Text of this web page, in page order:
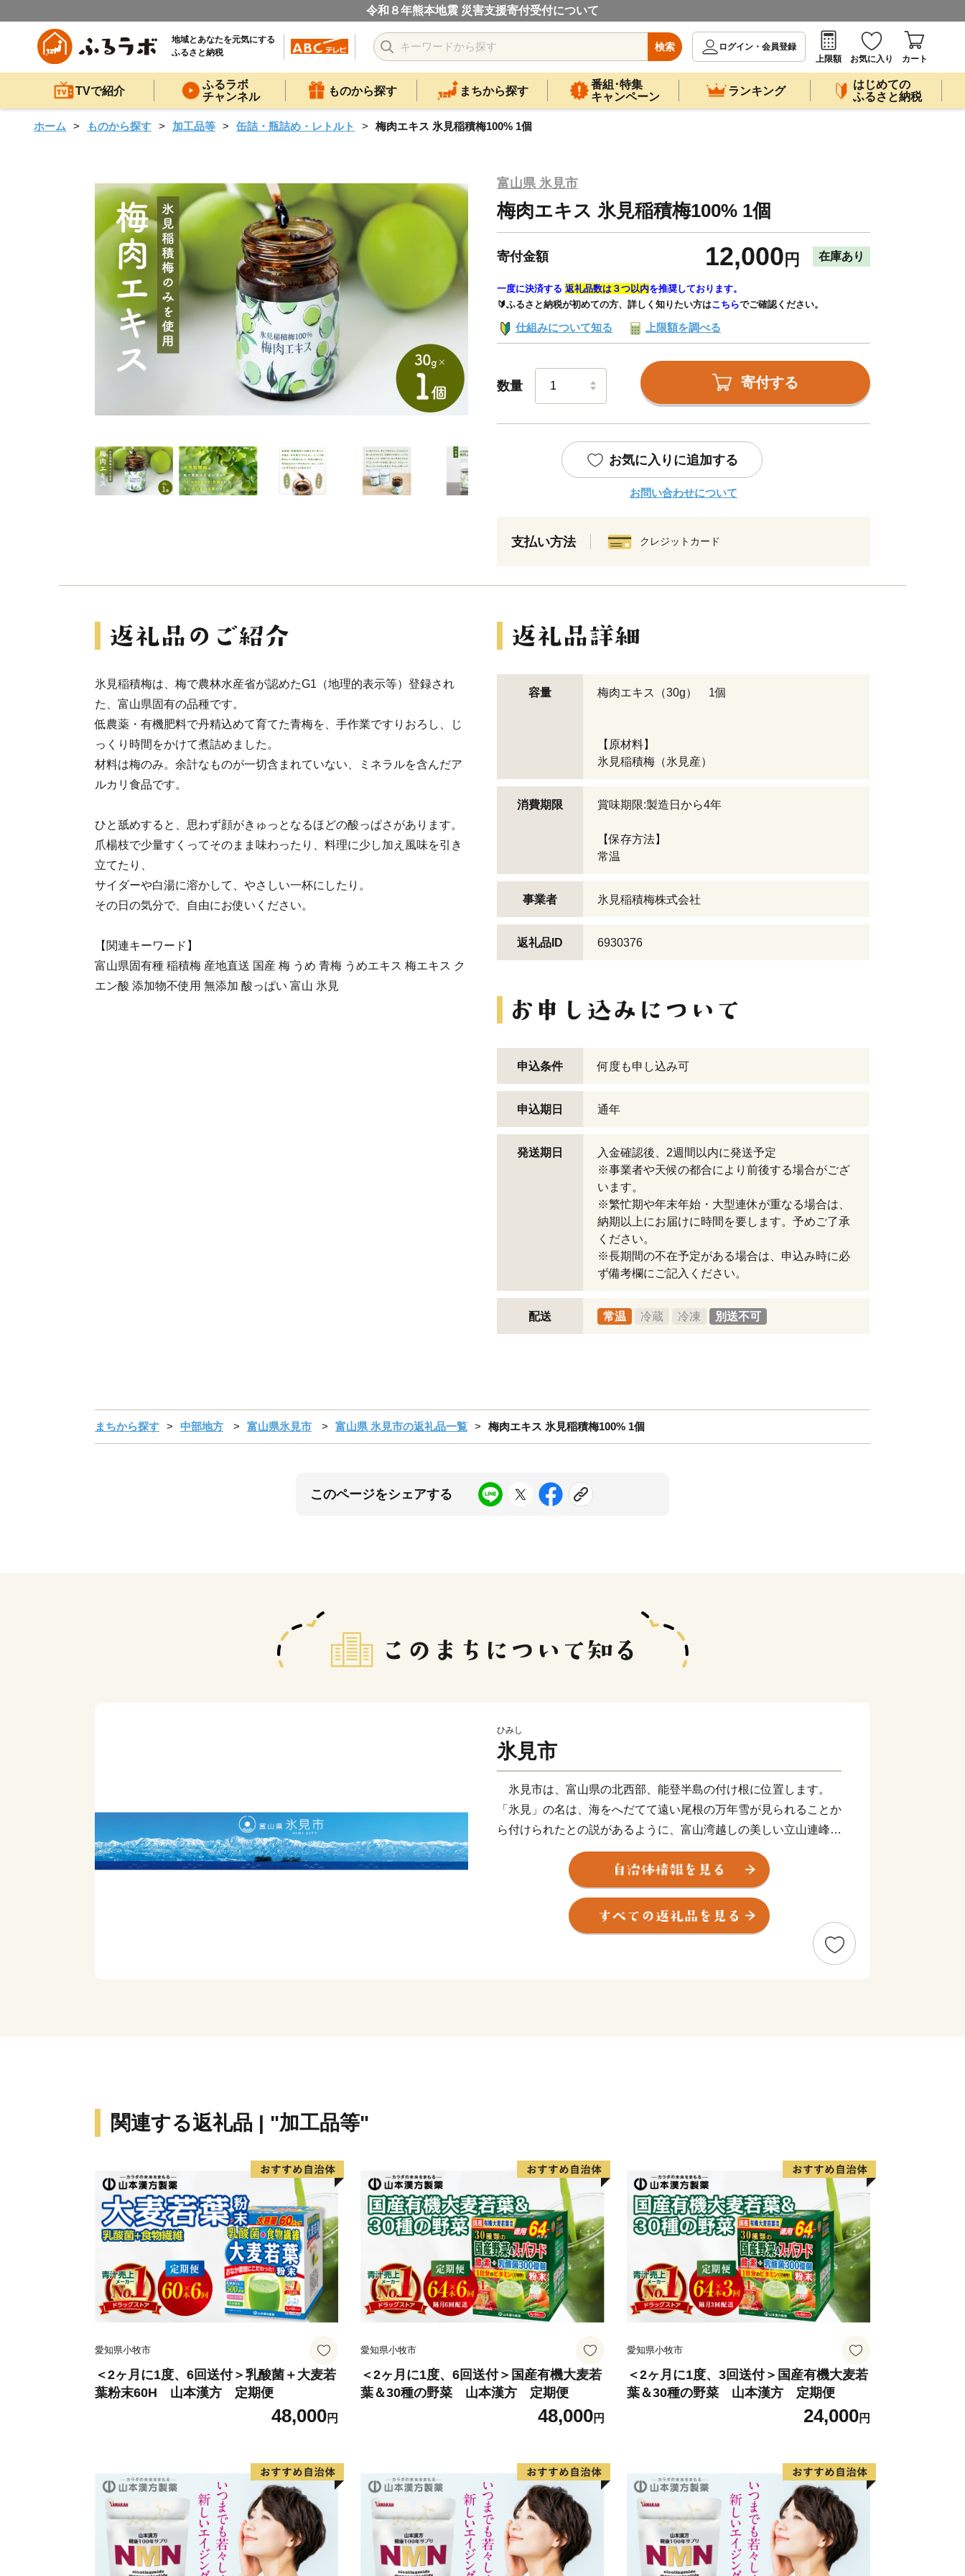
令和８年熊本地震 災害支援寄付受付について
地域とあなたを元気にする
ふるさと納税
検索
ログイン・会員登録
上限額
お気に入り カート
TVで紹介
ふるラボ
チャンネル
ものから探す まちから探す
番組･特集
キャンペーン
ランキング
はじめての
ふるさと納税
ホーム ものから探す 加工品等 缶詰・瓶詰め・レトルト 梅肉エキス 氷見稲積梅100% 1個
富山県 氷見市
梅肉エキス 氷見稲積梅100% 1個
寄付金額 12,000 円 在庫あり
一度に決済する 返礼品数は３つ以内を推奨しております。
🔰ふるさと納税が初めての方、詳しく知りたい方はこちらでご確認ください。
仕組みについて知る 上限額を調べる
数量 寄付する
お気に入りに追加する
お問い合わせについて
支払い方法 クレジットカード
氷見稲積梅は、梅で農林水産省が認めたG1（地理的表示等）登録され
た、富山県固有の品種です。
低農薬・有機肥料で丹精込めて育てた青梅を、手作業ですりおろし、じ
っくり時間をかけて煮詰めました。
材料は梅のみ。余計なものが一切含まれていない、ミネラルを含んだア
ルカリ食品です。
ひと舐めすると、思わず顔がきゅっとなるほどの酸っぱさがあります。
爪楊枝で少量すくってそのまま味わったり、料理に少し加え風味を引き
立てたり、
サイダーや白湯に溶かして、やさしい一杯にしたり。
その日の気分で、自由にお使いください。
【関連キーワード】
富山県固有種 稲積梅 産地直送 国産 梅 うめ 青梅 うめエキス 梅エキス ク
エン酸 添加物不使用 無添加 酸っぱい 富山 氷見
容量 梅肉エキス（30g） 1個
【原材料】
氷見稲積梅（氷見産）
消費期限 賞味期限:製造日から4年
【保存方法】
常温
事業者 氷見稲積梅株式会社
返礼品ID 6930376
申込条件 何度も申し込み可
申込期日 通年
発送期日
入金確認後、2週間以内に発送予定
※事業者や天候の都合により前後する場合がござ
います。
※繁忙期や年末年始・大型連休が重なる場合は、
納期以上にお届けに時間を要します。予めご了承
ください。
※長期間の不在予定がある場合は、申込み時に必
ず備考欄にご記入ください。
配送 常温 冷蔵 冷凍 別送不可
まちから探す 中部地方 富山県氷見市 富山県 氷見市の返礼品一覧 梅肉エキス 氷見稲積梅100% 1個
このページをシェアする
ひみし
氷見市
氷見市は、富山県の北西部、能登半島の付け根に位置します。
「氷見」の名は、海をへだてて遠い尾根の万年雪が見られることか
ら付けられたとの説があるように、富山湾越しの美しい立山連峰の
景色でご存知の方も多くいらっしゃると思います。2016年に開業
した北陸新幹線「新高岡駅」から、城端駅・氷見線に乗り継いで終
着駅「氷見駅｣へ至る海岸線沿いの車窓からの眺めは、鉄道ファン
ならずとも一度はご覧いただきたい風景です。
富山湾は「天然の生け簀」と称されるほど多種多様な魚介類が一
年を通じて水揚げされます。また、氷見が発祥の地である越中式定
関連する返礼品 | "加工品等"
愛知県小牧市
＜2ヶ月に1度、6回送付＞乳酸菌＋大麦若
葉粉末60H 山本漢方 定期便
48,000円
愛知県小牧市
＜2ヶ月に1度、6回送付＞国産有機大麦若
葉＆30種の野菜 山本漢方 定期便
48,000円
愛知県小牧市
＜2ヶ月に1度、3回送付＞国産有機大麦若
葉＆30種の野菜 山本漢方 定期便
24,000円